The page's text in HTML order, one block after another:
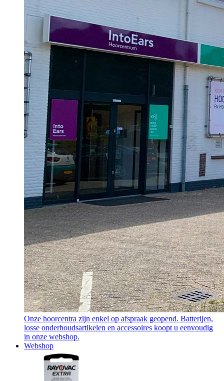
Onze hoorcentra zijn enkel op afspraak geopend. Batterijen,
losse onderhoudsartikelen en accessoires koopt u eenvoudig
in onze webshop.
Webshop